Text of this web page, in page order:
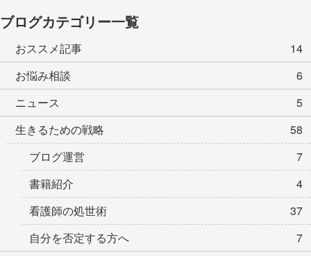
ブログカテゴリー一覧
おススメ記事
14
お悩み相談
6
ニュース
5
生きるための戦略
58
ブログ運営
7
書籍紹介
4
看護師の処世術
37
自分を否定する方へ
7